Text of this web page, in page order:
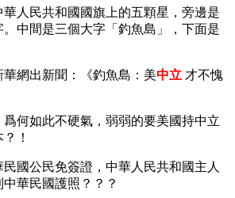
人民共和國國旗上的五顆星，旁邊是
。中間是三個大字「釣魚島」，下面是
華網出新聞：《釣魚島：美中立 才不愧
何如此不硬氣，弱弱的要美國持中立
！
國公民免簽證，中華人民共和國主人
華民國護照？？？